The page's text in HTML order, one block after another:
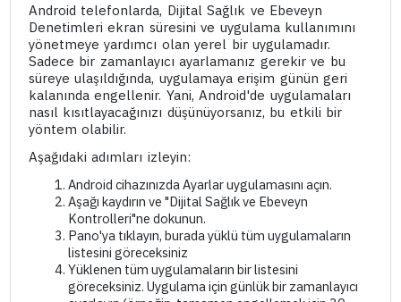
Android telefonlarda, Dijital Sağlık ve Ebeveyn
Denetimleri ekran süresini ve uygulama kullanımını
yönetmeye yardımcı olan yerel bir uygulamadır.
Sadece bir zamanlayıcı ayarlamanız gerekir ve bu
süreye ulaşıldığında, uygulamaya erişim günün geri
kalanında engellenir. Yani, Android'de uygulamaları
nasıl kısıtlayacağınızı düşünüyorsanız, bu etkili bir
yöntem olabilir.
Aşağıdaki adımları izleyin:
Android cihazınızda Ayarlar uygulamasını açın.
Aşağı kaydırın ve "Dijital Sağlık ve Ebeveyn
Kontrolleri"ne dokunun.
Pano'ya tıklayın, burada yüklü tüm uygulamaların
listesini göreceksiniz
Yüklenen tüm uygulamaların bir listesini
göreceksiniz. Uygulama için günlük bir zamanlayıcı